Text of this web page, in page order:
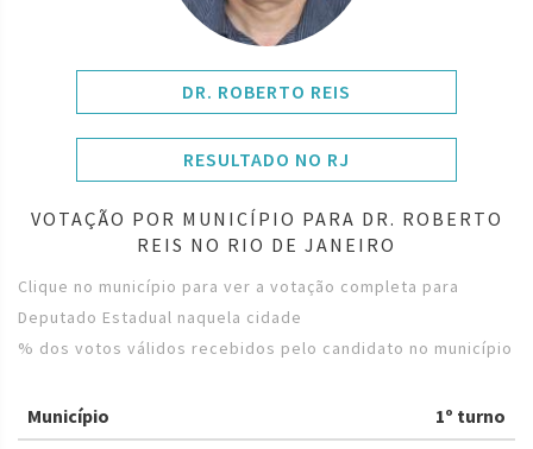
DR. ROBERTO REIS
RESULTADO NO RJ
VOTAÇÃO POR MUNICÍPIO PARA DR. ROBERTO
REIS NO RIO DE JANEIRO
Clique no município para ver a votação completa para
Deputado Estadual naquela cidade
% dos votos válidos recebidos pelo candidato no município
Município 1º turno